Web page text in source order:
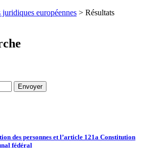
juridiques européennes > Résultats
des personnes et l’article 121a Constitution
fédéral